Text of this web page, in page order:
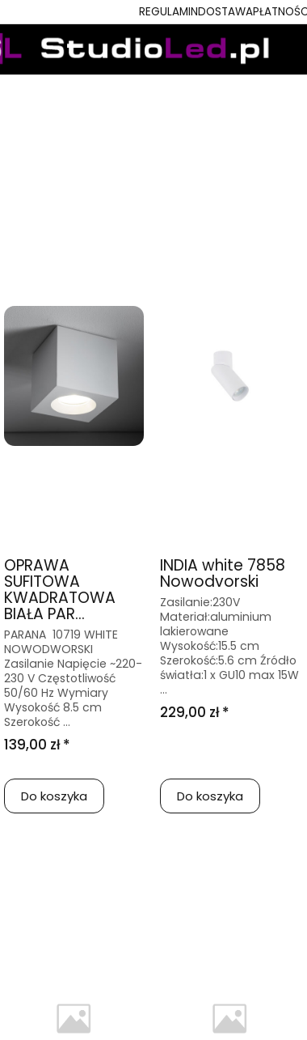
REGULAMINDOSTAWA
OPRAWA
SUFITOWA
KWADRATOWA
BIAŁA PAR...
PARANA 10719 WHITE
NOWODWORSKI
Zasilanie Napięcie ~220-
230 V Częstotliwość
50/60 Hz Wymiary
Wysokość 8.5 cm
Szerokość ...
139,00 zł *
Do koszyka
INDIA white 7858
Nowodvorski
Zasilanie:230V
Materiał:aluminium
lakierowane
Wysokość:15.5 cm
Szerokość:5.6 cm Źródło
światła:1 x GU10 max 15W
...
229,00 zł *
Do koszyka